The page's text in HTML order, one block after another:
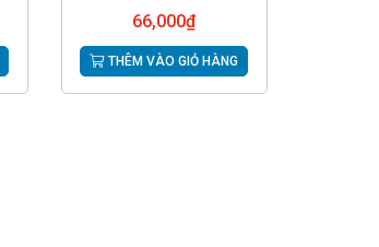
66,000₫
THÊM VÀO GIỎ HÀNG